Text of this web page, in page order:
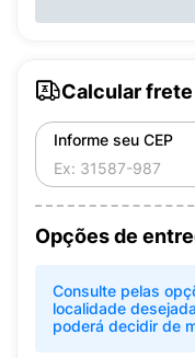
Calcular frete
Informe seu CEP
Opções de
Consulte pelas
localidade
poderá decidir de